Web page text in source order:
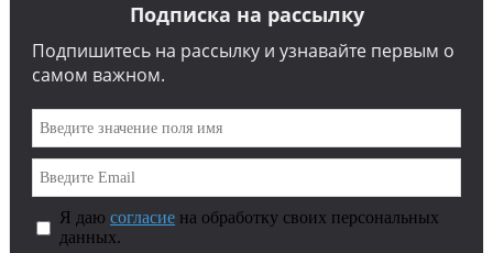
Подписка на рассылку
Подпишитесь на рассылку и узнавайте первым о
самом важном.
Я даю согласие на обработку своих персональных
данных.